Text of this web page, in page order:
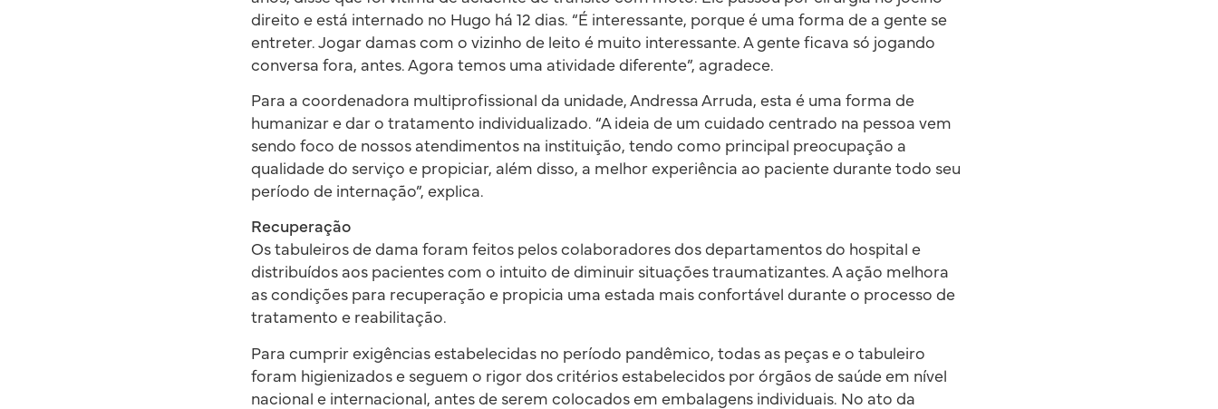
direito e está internado no Hugo há 12 dias. “É interessante, porque é uma forma de a gente se
entreter. Jogar damas com o vizinho de leito é muito interessante. A gente ficava só jogando
conversa fora, antes. Agora temos uma atividade diferente”, agradece.
Para a coordenadora multiprofissional da unidade, Andressa Arruda, esta é uma forma de
humanizar e dar o tratamento individualizado. “A ideia de um cuidado centrado na pessoa vem
sendo foco de nossos atendimentos na instituição, tendo como principal preocupação a
qualidade do serviço e propiciar, além disso, a melhor experiência ao paciente durante todo seu
período de internação”, explica.
Recuperação
Os tabuleiros de dama foram feitos pelos colaboradores dos departamentos do hospital e
distribuídos aos pacientes com o intuito de diminuir situações traumatizantes. A ação melhora
as condições para recuperação e propicia uma estada mais confortável durante o processo de
tratamento e reabilitação.
Para cumprir exigências estabelecidas no período pandêmico, todas as peças e o tabuleiro
foram higienizados e seguem o rigor dos critérios estabelecidos por órgãos de saúde em nível
nacional e internacional, antes de serem colocados em embalagens individuais. No ato da